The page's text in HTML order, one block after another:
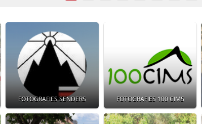
FOTOGRAFIES SENDERS FOTOGRAFIES 100 CIMS